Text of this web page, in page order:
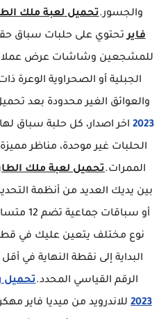
والجسور.
فايرتحتوي على حلبات سباق
للمشجعين وشاشات عرض
الجبلية أو الصحراوية الوعرة
والعوائق الغير محدودة بعد
2023 اخر اصدار، كل حلبة سباق
الحلبات غير موحدة، مناظر
الممرات.تحميل لعبة ملك
بين يديك العديد من أنظمة
أو
نوع مختلف يتعين عليك في
البداية إلى نقطة النهاية
الرقم القياسي المحدد.تحميل
2023 للاندرويد من ميديا فاير